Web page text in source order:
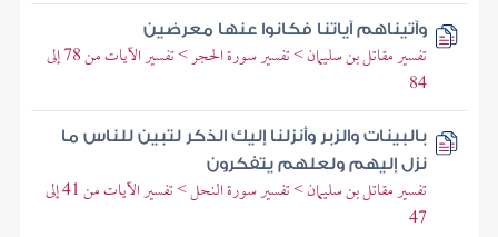
وآتيناهم آياتنا فكانوا عنها معرضين
تفسير مقاتل بن سليمان > تفسير سورة الحجر > تفسير الآيات من 78 إلى
84
بالبينات والزبر وأنزلنا إليك الذكر لتبين للناس ما
نزل إليهم ولعلهم يتفكرون
تفسير مقاتل بن سليمان > تفسير سورة النحل > تفسير الآيات من 41 إلى
47